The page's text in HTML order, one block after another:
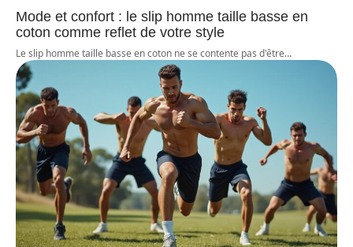
Mode et confort : le slip homme taille basse en
coton comme reflet de votre style
Le slip homme taille basse en coton ne se contente pas d'être…